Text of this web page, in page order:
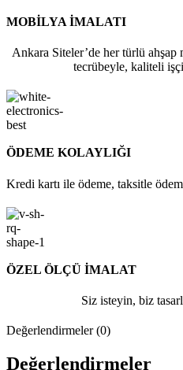
MOBİLYA İMALATI
Ankara Siteler’de her türlü ahşap
tecrübeyle, kaliteli
ÖDEME KOLAYLIĞI
Kredi kartı ile ödeme, taksitle
ÖZEL ÖLÇÜ İMALAT
Siz isteyin, biz
Değerlendirmeler (0)
Değerlendirmeler